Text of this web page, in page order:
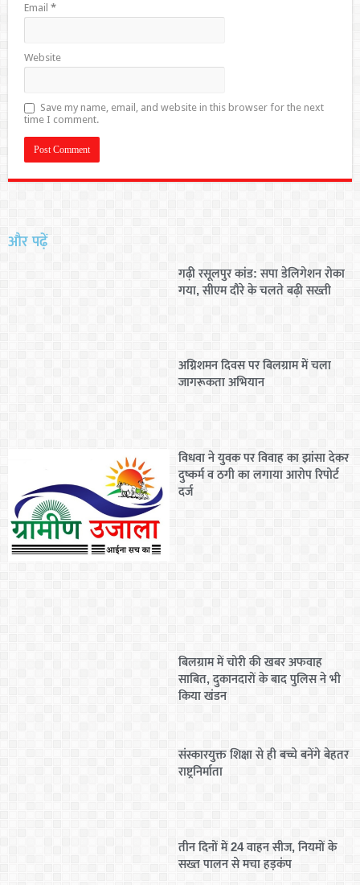
Email *
Website
Save my name, email, and website in this browser for the next
time I comment.
और पढ़ें
गढ़ी रसूलपुर कांड: सपा डेलिगेशन रोका
गया, सीएम दौरे के चलते बढ़ी सख्ती
अग्निशमन दिवस पर बिलग्राम में चला
जागरूकता अभियान
विधवा ने युवक पर विवाह का झांसा देकर
दुष्कर्म व ठगी का लगाया आरोप रिपोर्ट
दर्ज
बिलग्राम में चोरी की खबर अफवाह
साबित, दुकानदारों के बाद पुलिस ने भी
किया खंडन
संस्कारयुक्त शिक्षा से ही बच्चे बनेंगे बेहतर
राष्ट्रनिर्माता
तीन दिनों में 24 वाहन सीज, नियमों के
सख्त पालन से मचा हड़कंप